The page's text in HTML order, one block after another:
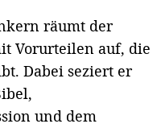
räumt der
Vorurteilen auf, die
Dabei seziert er
und dem